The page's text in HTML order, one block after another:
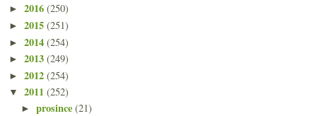
► 2016 (250)
► 2015 (251)
► 2014 (254)
► 2013 (249)
► 2012 (254)
▼ 2011 (252)
►prosince(21)